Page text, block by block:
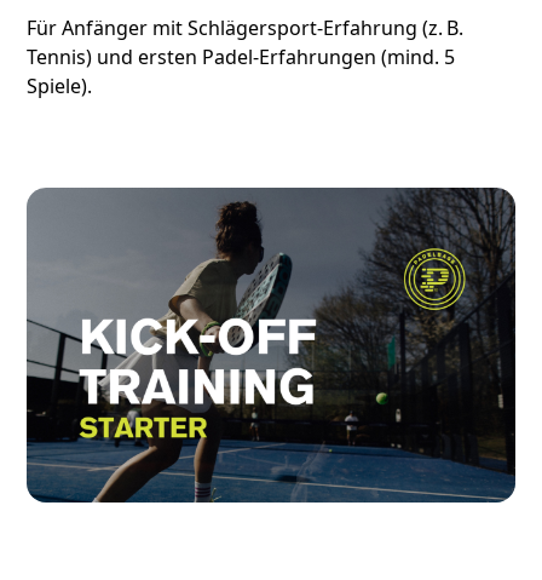
Für Anfänger mit Schlägersport-Erfahrung (z. B.
Tennis) und ersten Padel-Erfahrungen (mind. 5
Spiele).